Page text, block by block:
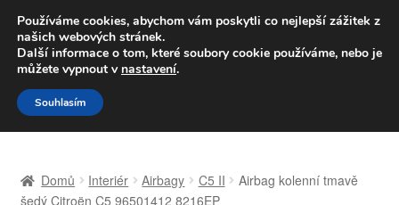
DOPRAVA od 139,-Kč
Volejte po-pá 9-16 704 494 494
Přeskočit
na
navigaci
Přejít
k
obsahu
Celosvětová doprava
Domů Interiér Airbagy C5 II
Airbag kolenní tmavě
šedý Citroën C5 96501412 8216EP
Používáme cookies, abychom vám poskytli co nejlepší zážitek z
našich webových stránek.
Další informace o tom, které soubory cookie používáme, nebo je
můžete vypnout v nastavení.
Souhlasím